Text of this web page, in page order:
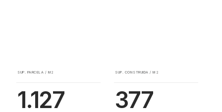
SUP. PARCELA / M2
1.127
SUP. CONSTRUIDA / M2
377